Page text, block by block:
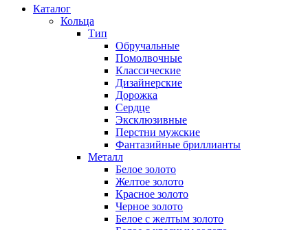
Каталог
Кольца
Тип
Обручальные
Помолвочные
Классические
Дизайнерские
Дорожка
Сердце
Эксклюзивные
Перстни мужские
Фантазийные бриллианты
Металл
Белое золото
Желтое золото
Красное золото
Черное золото
Белое с желтым золото